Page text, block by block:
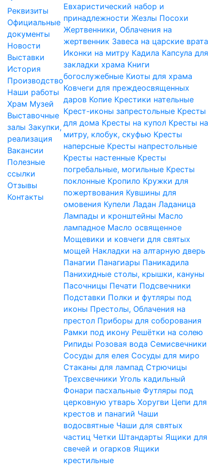
Реквизиты
Официальные
документы
Новости
Выставки
История
Производство
Наши работы
Храм Музей
Выставочные
залы Закупки,
реализация
Вакансии
Полезные
ссылки
Отзывы
Контакты
Евхаристический набор и
принадлежности Жезлы Посохи
Жертвенники, Облачения на
жертвенник Завеса на царские врата
Иконки на митру Кадила Капсула для
закладки храма Книги
богослужебные Киоты для храма
Ковчеги для преждеосвященных
даров Копие Крестики нательные
Крест-иконы запрестольные Кресты
для дома Кресты на купол Кресты на
митру, клобук, скуфью Кресты
наперсные Кресты напрестольные
Кресты настенные Кресты
погребальные, могильные Кресты
поклонные Кропило Кружки для
пожертвования Кувшины для
омовения Купели Ладан Ладаница
Лампады и кронштейны Масло
лампадное Масло освященное
Мощевики и ковчеги для святых
мощей Накладки на алтарную дверь
Панагии Панагиары Паникадила
Панихидные столы, крышки, кануны
Пасочницы Печати Подсвечники
Подставки Полки и футляры под
иконы Престолы, Облачения на
престол Приборы для соборования
Рамки под икону Решётки на солею
Рипиды Розовая вода Семисвечники
Сосуды для елея Сосуды для миро
Стаканы для лампад Стрючицы
Трехсвечники Уголь кадильный
Фонари пасхальные Футляры под
церковную утварь Хоругви Цепи для
крестов и панагий Чаши
водосвятные Чаши для святых
частиц Четки Штандарты Ящики для
свечей и огарков Ящики
крестильные